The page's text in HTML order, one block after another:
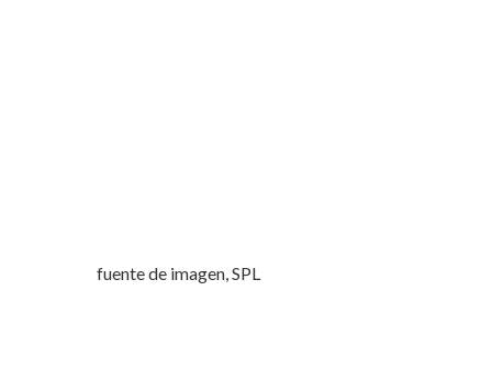
fuente de imagen,SPL